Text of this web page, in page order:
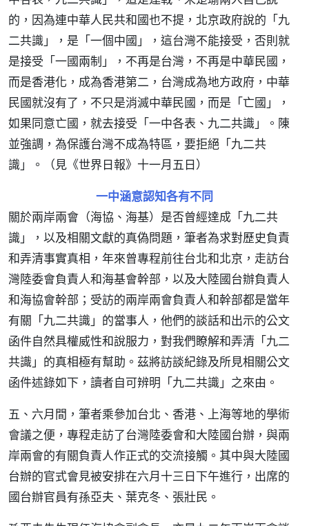
的，因為連中華人民共和國也不提，北京政府說的「九
二共識」，是「一個中國」，這台灣不能接受，否則就
是接受「一國兩制」，不再是台灣，不再是中華民國，
而是香港化，成為香港第二，台灣成為地方政府，中華
民國就沒有了，不只是消滅中華民國，而是「亡國」，
如果同意亡國，就去接受「一中各表、九二共識」。陳
並強調，為保護台灣不成為特區，要拒絕「九二共
識」。（見《世界日報》十一月五日）
一中涵意認知各有不同
關於兩岸兩會（海協、海基）是否曾經達成「九二共
識」，以及相關文獻的真偽問題，筆者為求對歷史負責
和弄清事實真相，年來曾專程前往台北和北京，走訪台
灣陸委會負責人和海基會幹部，以及大陸國台辦負責人
和海協會幹部；受訪的兩岸兩會負責人和幹部都是當年
有關「九二共識」的當事人，他們的談話和出示的公文
函件自然具權威性和說服力，對我們瞭解和弄清「九二
共識」的真相極有幫助。茲將訪談紀錄及所見相關公文
函件述錄如下，讀者自可辨明「九二共識」之來由。
五、六月間，筆者乘參加台北、香港、上海等地的學術
會議之便，專程走訪了台灣陸委會和大陸國台辦，與兩
岸兩會的有關負責人作正式的交流接觸。其中與大陸國
台辦的官式會見被安排在六月十三日下午進行，出席的
國台辦官員有孫亞夫、葉克冬、張壯民。